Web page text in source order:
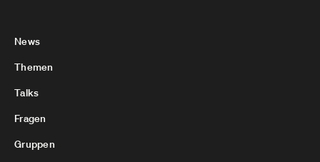
News
Themen
Talks
Fragen
Gruppen